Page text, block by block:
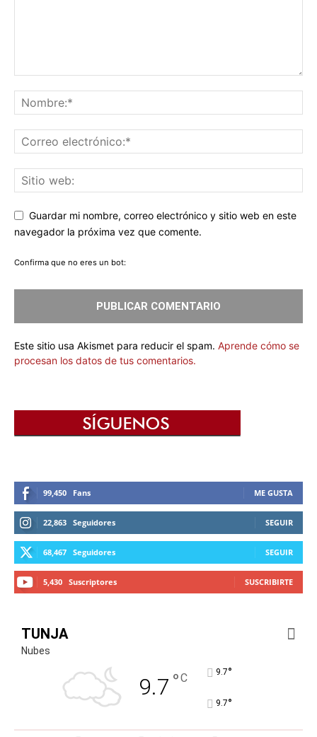
Guardar mi nombre, correo electrónico y sitio web en este
navegador la próxima vez que comente.
Confirma que no eres un bot:
Este sitio usa Akismet para reducir el spam. Aprende cómo se
procesan los datos de tus comentarios.
99,450 Fans ME GUSTA
22,863 Seguidores SEGUIR
68,467 Seguidores SEGUIR
5,430 Suscriptores SUSCRIBIRTE
TUNJA
Nubes
9.7 °C 9.7°
9.7°